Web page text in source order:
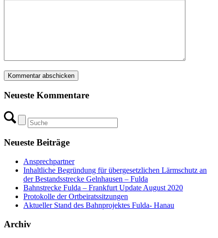
Neueste Kommentare
Neueste Beiträge
Ansprechpartner
Inhaltliche Begründung für übergesetzlichen Lärmschutz an
der Bestandsstrecke Gelnhausen – Fulda
Bahnstrecke Fulda – Frankfurt Update August 2020
Protokolle der Ortbeiratssitzungen
Aktueller Stand des Bahnprojektes Fulda- Hanau
Archiv